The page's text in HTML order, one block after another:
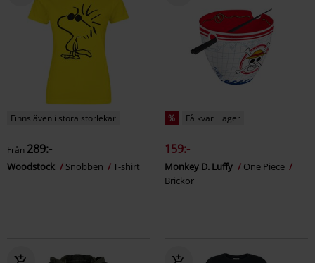
Finns även i stora storlekar
Från 289:-
Woodstock Snobben T-shirt
% Få kvar i lager
159:-
Monkey D. Luffy
One Piece
Brickor